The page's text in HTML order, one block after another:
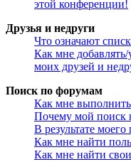
этой конференции!
Друзья и недруги
Что означают
Как мне добавлять/
моих друзей и
Поиск по форумам
Как мне
Почему мой поиск
В результате
Как мне найти
Как мне найти